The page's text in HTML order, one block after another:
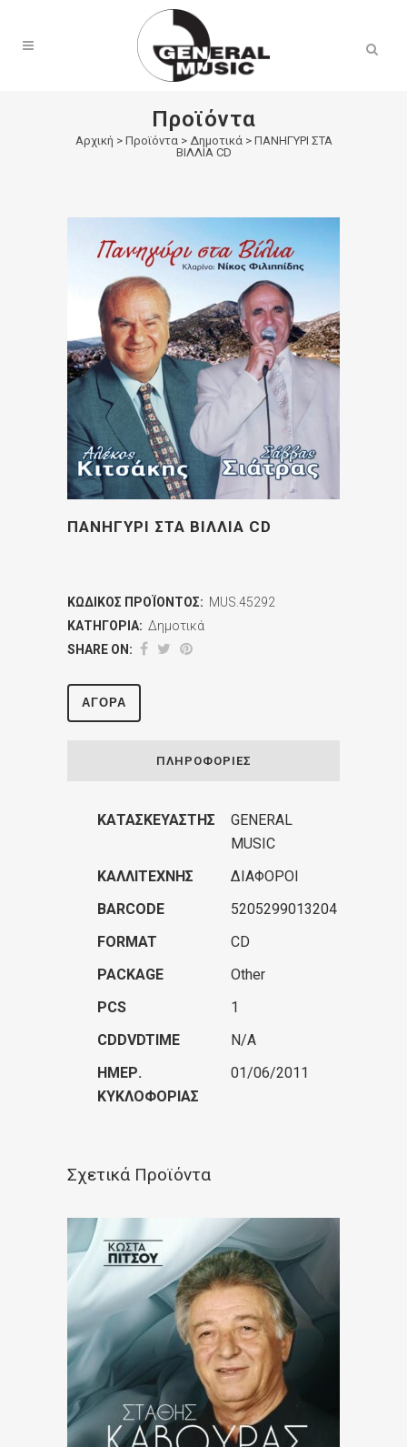
Προϊόντα
Αρχική > Προϊόντα> Δημοτικά> ΠΑΝΗΓΥΡΙ ΣΤΑ
ΒΙΛΛΙΑ CD
ΠΑΝΗΓΥΡΙ ΣΤΑ ΒΙΛΛΙΑ CD
ΚΩΔΙΚΌΣ ΠΡΟΪΌΝΤΟΣ: MUS.45292
ΚΑΤΗΓΟΡΊΑ: Δημοτικά
SHARE ON:
ΑΓΟΡΆ
ΠΛΗΡΟΦΟΡΊΕΣ
ΚΑΤΑΣΚΕΥΑΣΤΉΣ
GENERAL
MUSIC
ΚΑΛΛΙΤΈΧΝΗΣ
ΔΙΑΦΟΡΟΙ
BARCODE
5205299013204
FORMAT
CD
PACKAGE
Other
PCS
1
CDDVDTIME
N/A
ΗΜΕΡ.
ΚΥΚΛΟΦΟΡΊΑΣ
01/06/2011
Σχετικά Προϊόντα